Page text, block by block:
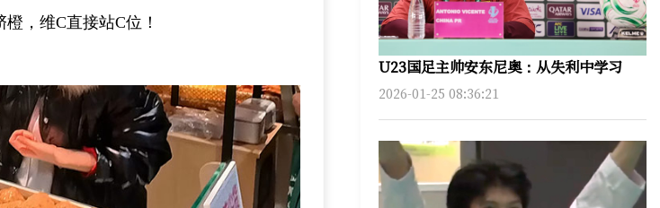
，维C直接站C位！
U23国足主帅安东尼奥：从失利中学习
2026-01-25 08:36:21